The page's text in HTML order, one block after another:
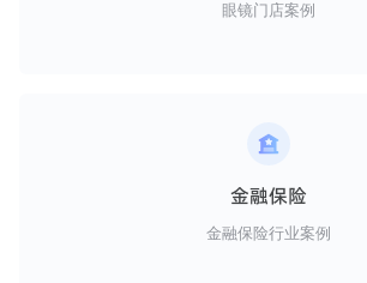
眼镜门店案例
金融保险
金融保险行业案例